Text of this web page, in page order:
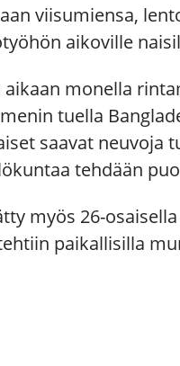
viisumiensa,
aikoville
monella
tuella
saavat
tehdään
myös 26-
paikallisilla